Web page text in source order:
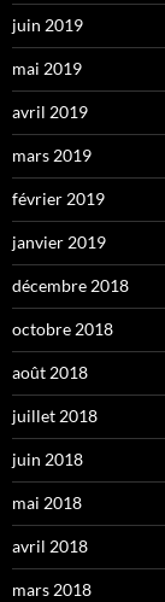
juin 2019
mai 2019
avril 2019
mars 2019
février 2019
janvier 2019
décembre 2018
octobre 2018
août 2018
juillet 2018
juin 2018
mai 2018
avril 2018
mars 2018